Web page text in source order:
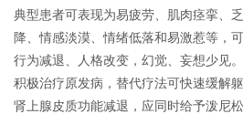
典型患者可表现为易疲劳、肌肉痉挛、
降、情感淡漠、情绪低落和易激惹等，
行为减退、人格改变，幻觉、妄想少见。
积极治疗原发病，替代疗法可快速缓解
肾上腺皮质功能减退，应同时给予泼尼